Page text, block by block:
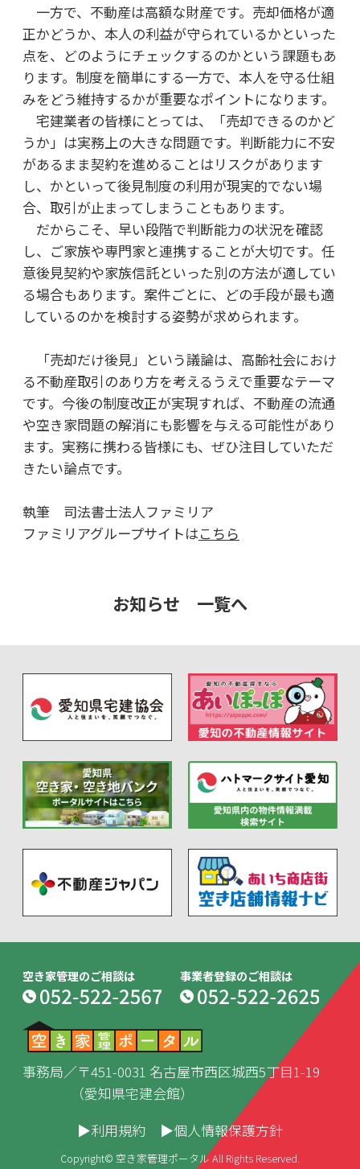
一方で、不動産は高額な財産です。売却価格が適
正かどうか、本人の利益が守られているかといった
点を、どのようにチェックするのかという課題もあ
ります。制度を簡単にする一方で、本人を守る仕組
みをどう維持するかが重要なポイントになります。
宅建業者の皆様にとっては、「売却できるのかど
うか」は実務上の大きな問題です。判断能力に不安
があるまま契約を進めることはリスクがあります
し、かといって後見制度の利用が現実的でない場
合、取引が止まってしまうこともあります。
だからこそ、早い段階で判断能力の状況を確認
し、ご家族や専門家と連携することが大切です。任
意後見契約や家族信託といった別の方法が適してい
る場合もあります。案件ごとに、どの手段が最も適
しているのかを検討する姿勢が求められます。
「売却だけ後見」という議論は、高齢社会におけ
る不動産取引のあり方を考えるうえで重要なテーマ
です。今後の制度改正が実現すれば、不動産の流通
や空き家問題の解消にも影響を与える可能性があり
ます。実務に携わる皆様にも、ぜひ注目していただ
きたい論点です。
執筆 司法書士法人ファミリア
ファミリアグループサイトはこちら
お知らせ 一覧へ
空き家管理のご相談は 事業者登録のご相談は
事務局／〒451-0031 名古屋市西区城西5丁目1-19
（愛知県宅建会館）
▶利用規約
▶個人情報保護方針
Copyright© 空き家管理ポータル All Rights Reserved.